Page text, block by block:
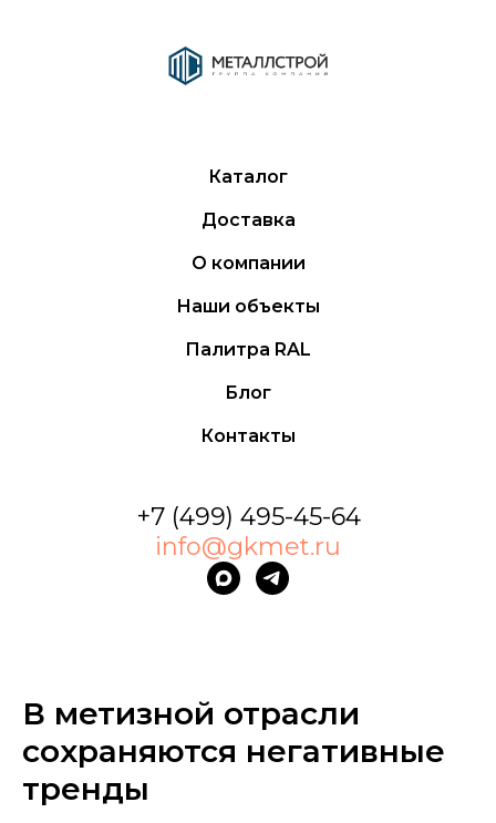
Каталог
Доставка
О компании
Наши объекты
Палитра RAL
Блог
Контакты
+7 (499) 495-45-64
info@gkmet.ru
В метизной отрасли
сохраняются негативные
тренды